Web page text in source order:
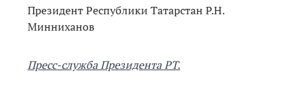
Президент Республики Татарстан Р.Н.
Минниханов
Пресс-служба Президента РТ.